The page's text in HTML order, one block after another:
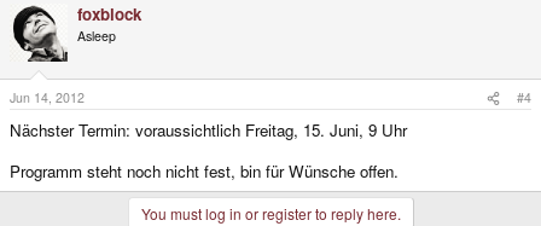
foxblock
Asleep
Jun 14, 2012 #4
Nächster Termin: voraussichtlich Freitag, 15. Juni, 9 Uhr
Programm steht noch nicht fest, bin für Wünsche offen.
You must log in or register to reply here.